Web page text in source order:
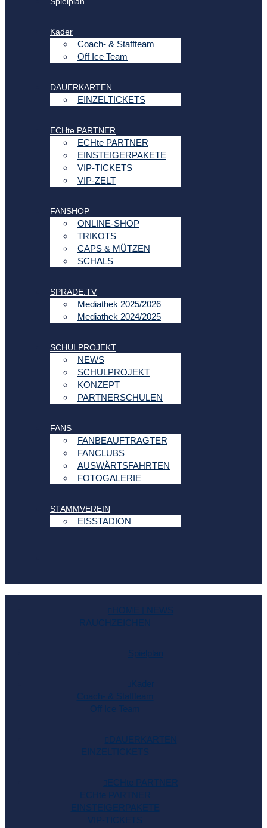
Kader
Coach- & Staffteam
Off Ice Team
DAUERKARTEN
EINZELTICKETS
ECHte PARTNER
ECHte PARTNER
EINSTEIGERPAKETE
VIP-TICKETS
VIP-ZELT
FANSHOP
ONLINE-SHOP
TRIKOTS
CAPS & MÜTZEN
SCHALS
SPRADE.TV
Mediathek 2025/2026
Mediathek 2024/2025
SCHULPROJEKT
NEWS
SCHULPROJEKT
KONZEPT
PARTNERSCHULEN
FANS
FANBEAUFTRAGTER
FANCLUBS
AUSWÄRTSFAHRTEN
FOTOGALERIE
STAMMVEREIN
EISSTADION
HOME | NEWS
RAUCHZEICHEN
Spielplan
Kader
Coach- & Staffteam
Off Ice Team
DAUERKARTEN
EINZELTICKETS
ECHte PARTNER
ECHte PARTNER
EINSTEIGERPAKETE
VIP-TICKETS